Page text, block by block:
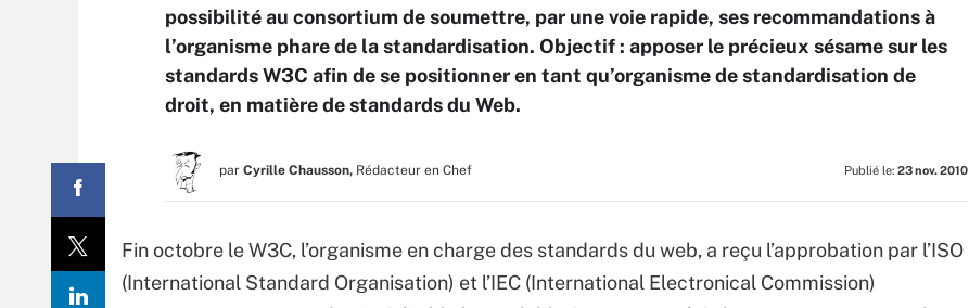
possibilité au consortium de soumettre, par une voie rapide, ses recommandations à
l’organisme phare de la standardisation. Objectif : apposer le précieux sésame sur les
standards W3C afin de se positionner en tant qu’organisme de standardisation de
droit, en matière de standards du Web.
par Cyrille Chausson, Rédacteur en Chef Publié le: 23 nov. 2010
Fin octobre le W3C, l’organisme en charge des standards du web, a reçu l’approbation par l’ISO
(International Standard Organisation) et l’IEC (International Electronical Commission)